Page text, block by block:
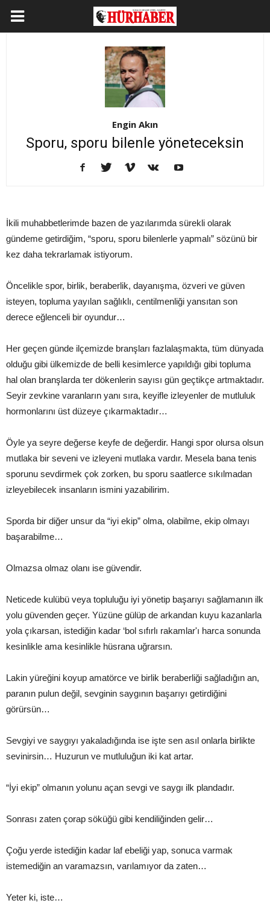
Engin Akın
Sporu, sporu bilenle yöneteceksin
İkili muhabbetlerimde bazen de yazılarımda sürekli olarak
gündeme getirdiğim, “sporu, sporu bilenlerle yapmalı” sözünü bir
kez daha tekrarlamak istiyorum.
Öncelikle spor, birlik, beraberlik, dayanışma, özveri ve güven
isteyen, topluma yayılan sağlıklı, centilmenliği yansıtan son
derece eğlenceli bir oyundur…
Her geçen günde ilçemizde branşları fazlalaşmakta, tüm dünyada
olduğu gibi ülkemizde de belli kesimlerce yapıldığı gibi topluma
hal olan branşlarda ter dökenlerin sayısı gün geçtikçe artmaktadır.
Seyir zevkine varanların yanı sıra, keyifle izleyenler de mutluluk
hormonlarını üst düzeye çıkarmaktadır…
Öyle ya seyre değerse keyfe de değerdir. Hangi spor olursa olsun
mutlaka bir seveni ve izleyeni mutlaka vardır. Mesela bana tenis
sporunu sevdirmek çok zorken, bu sporu saatlerce sıkılmadan
izleyebilecek insanların ismini yazabilirim.
Sporda bir diğer unsur da “iyi ekip” olma, olabilme, ekip olmayı
başarabilme…
Olmazsa olmaz olanı ise güvendir.
Neticede kulübü veya topluluğu iyi yönetip başarıyı sağlamanın ilk
yolu güvenden geçer. Yüzüne gülüp de arkandan kuyu kazanlarla
yola çıkarsan, istediğin kadar ‘bol sıfırlı rakamlar'ı harca sonunda
kesinlikle ama kesinlikle hüsrana uğrarsın.
Lakin yüreğini koyup amatörce ve birlik beraberliği sağladığın an,
paranın pulun değil, sevginin saygının başarıyı getirdiğini
görürsün…
Sevgiyi ve saygıyı yakaladığında ise işte sen asıl onlarla birlikte
sevinirsin… Huzurun ve mutluluğun iki kat artar.
“İyi ekip” olmanın yolunu açan sevgi ve saygı ilk plandadır.
Sonrası zaten çorap söküğü gibi kendiliğinden gelir…
Çoğu yerde istediğin kadar laf ebeliği yap, sonuca varmak
istemediğin an varamazsın, varılamıyor da zaten…
Yeter ki, iste…